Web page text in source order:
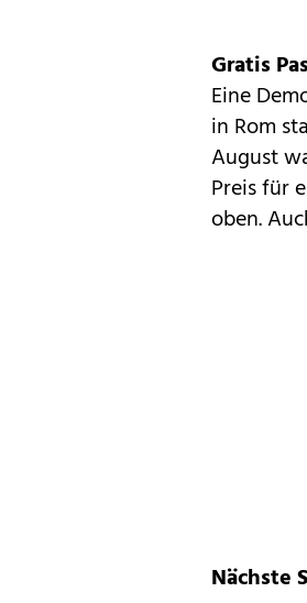
Gratis
Eine
in Rom
August
Preis für
oben.
Nächste